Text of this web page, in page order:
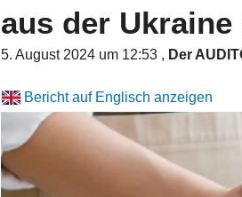
aus der
5. August 2024 um 12:53 , Der
Bericht auf Englisch anzeigen